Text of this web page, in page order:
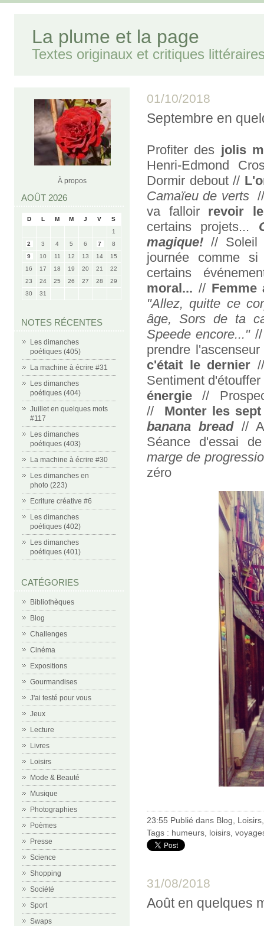
La plume et la page
Textes originaux et critiques
À propos
AOÛT 2026
D L M M J V
S
1
2
3 4 5 6 7
8
9
10 11 12 13 14
15
16
17 18 19 20 21
22
23
24 25 26 27 28
29
30
31
NOTES RÉCENTES
Les dimanches
poétiques (405)
La machine à écrire #31
Les dimanches
poétiques (404)
Juillet en quelques mots
#117
Les dimanches
poétiques (403)
La machine à écrire #30
Les dimanches en
photo (223)
Ecriture créative #6
Les dimanches
poétiques (402)
Les dimanches
poétiques (401)
CATÉGORIES
Bibliothèques
Blog
Challenges
Cinéma
Expositions
Gourmandises
J'ai testé pour vous
Jeux
Lecture
Livres
Loisirs
Mode & Beauté
Musique
Photographies
Poèmes
Presse
Science
Shopping
Société
Sport
Swaps
01/10/2018
Septembre en
Profiter des jolis
Henri-Edmond
Dormir debout //
Camaïeu de verts
va falloir revoir
certains projets...
magique! // Soleil
journée comme
certains
moral... //
"Allez, quitte ce
âge, Sors de ta
Speede encore..."
prendre
c'était le dernier
Sentiment
énergie //
// Monter les
banana bread //
Séance d'essai
marge de
zéro
23:55 Publié dans Blog Loisirs
Tags : humeurs loisirs
31/08/2018
Août en quelques